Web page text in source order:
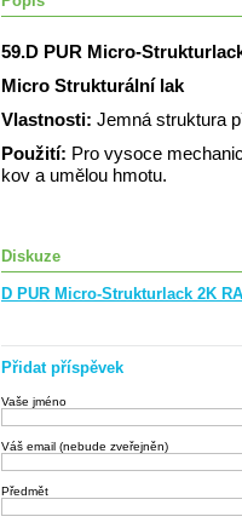
59.D PUR Micro-
Micro Strukturální lak
Vlastnosti: Jemná struktura
Použití: Pro vysoce
kov a umělou hmotu.
Diskuze
D PUR Micro-Strukturlack 2K
Přidat příspěvek
Vaše jméno
Váš email (nebude zveřejněn)
Předmět